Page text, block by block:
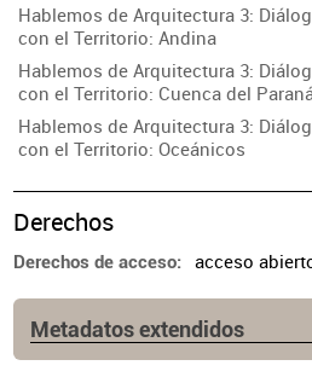
Hablemos de Arquitectura 3:
con el Territorio: Andina
Hablemos de Arquitectura 3:
con el Territorio: Cuenca del
Hablemos de Arquitectura 3:
con el Territorio: Oceánicos
Derechos
Derechos de acceso acceso
Metadatos extendidos